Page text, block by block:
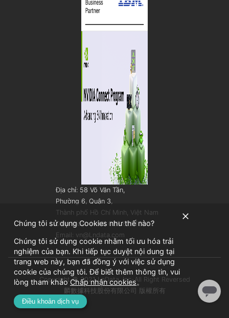
Địa chỉ: 58 Võ Văn Tần,
Phường 6, Quận 3,
Thành phố Hồ Chí Minh, Việt Nam
Điện thoại: (+84) 028 62913077
Email: vn@Lndata.com
Copyright © 2021 LnData, Inc-All Right Reversed
麟數據科技股份有限公司 版權所有
Chúng tôi sử dụng Cookies như thế nào?
Chúng tôi sử dụng cookie nhằm tối ưu hóa trải
nghiệm của bạn. Khi tiếp tục duyệt nội dung tại
trang web này, bạn đã đồng ý với việc sử dụng
cookie của chúng tôi. Để biết thêm thông tin, vui
lòng tham khảo Chấp nhận cookies。
Điều khoản dịch vụ